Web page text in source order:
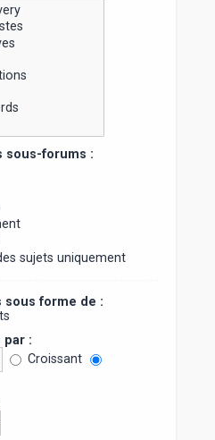
sous-forums :
sujets uniquement
sous forme de :
par :
Croissant